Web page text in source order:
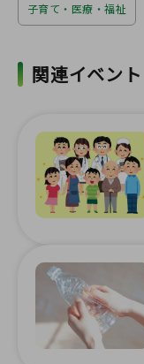
子育て・医療・福祉
関連イベント